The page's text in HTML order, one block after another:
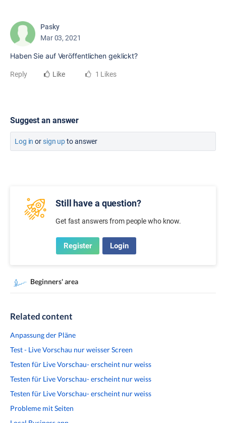
Pasky
Mar 03, 2021
Haben Sie auf Veröffentlichen geklickt?
Reply Like 1 Likes
Suggest an answer
Log in orsign upto answer
Still have a question?
Get fast answers from people who know.
Register Login
Beginners' area
Related content
Anpassung der Pläne
Test - Live Vorschau nur weisser Screen
Testen für Live Vorschau- erscheint nur weiss
Testen für Live Vorschau- erscheint nur weiss
Testen für Live Vorschau- erscheint nur weiss
Probleme mit Seiten